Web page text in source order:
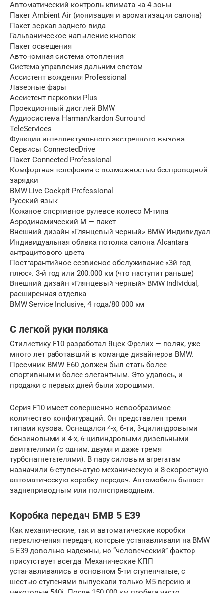
Автоматический контроль климата на 4 зоны
Пакет Ambient Air (ионизация и ароматизация салона)
Пакет зеркал заднего вида
Гальваническое напыление кнопок
Пакет освещения
Автономная система отопления
Система управления дальним светом
Ассистент вождения Professional
Лазерные фары
Ассистент парковки Plus
Проекционный дисплей BMW
Аудиосистема Harman/kardon Surround
TeleServices
Функция интеллектуального экстренного вызова
Сервисы ConnectedDrive
Пакет Connected Professional
Комфортная телефония с возможностью беспроводной
зарядки
BMW Live Cockpit Professional
Русский язык
Кожаное спортивное рулевое колесо М-типа
Аэродинамический М — пакет
Внешний дизайн «Глянцевый черный» BMW Индивидуал
Индивидуальная обивка потолка салона Alcantara
антрацитового цвета
Постгарантийное сервисное обслуживание «3й год
плюс». 3-й год или 200.000 км (что наступит раньше)
Внешний дизайн «Глянцевый черный» BMW Individual,
расширенная отделка
BMW Service Inclusive, 4 года/80 000 км
С легкой руки поляка
Стилистику F10 разработал Яцек Фрелих — поляк, уже
много лет работавший в команде дизайнеров BMW.
Преемник BMW E60 должен был стать более
спортивным и более элегантным. Это удалось, и
продажи с первых дней были хорошими.
Серия F10 имеет совершенно невообразимое
количество конфигураций. Он представлен тремя
типами кузова. Оснащался 4-х, 6-ти, 8-цилиндровыми
бензиновыми и 4-х, 6-цилиндровыми дизельными
двигателями (с одним, двумя и даже тремя
турбонагнетателями). В пару силовым агрегатам
назначили 6-ступенчатую механическую и 8-скоростную
автоматическую коробку передач. Автомобиль бывает
заднеприводным или полноприводным.
Коробка передач БМВ 5 Е39
Как механические, так и автоматические коробки
переключения передач, которые устанавливали на BMW
5 E39 довольно надежны, но “человеческий” фактор
присутствует всегда. Механические КПП
устанавливались в основном 5-ти ступенчатые, с
шестью ступенями выпускали только М5 версию и